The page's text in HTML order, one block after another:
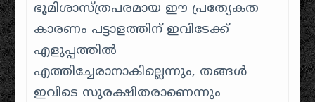
ഭൂമിശാസ്ത്രപരമായ ഈ പ്രത്യേകത
കാരണം പട്ടാളത്തിന് ഇവിടേക്ക്
എളുപ്പത്തിൽ
എത്തിച്ചേരാനാകില്ലെന്നും, തങ്ങൾ
ഇവിടെ സുരക്ഷിതരാണെന്നും